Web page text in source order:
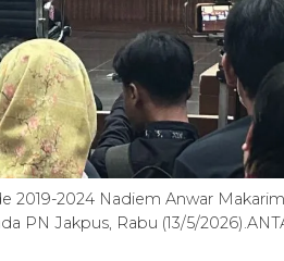
2019-2024 Nadiem Anwar
PN Jakpus, Rabu (13/5/